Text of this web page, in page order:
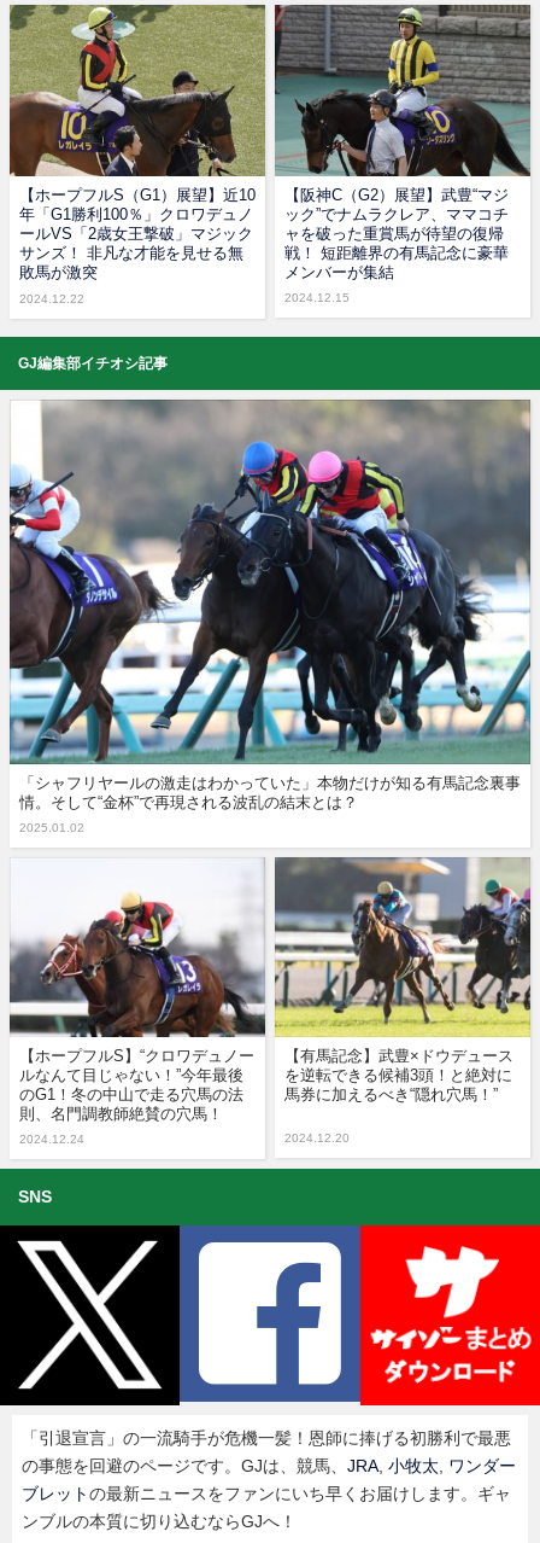
【ホープフルS（G1）展望】近10
年「G1勝利100％」クロワデュノ
ールVS「2歳女王撃破」マジック
サンズ！ 非凡な才能を見せる無
敗馬が激突
2024.12.22
【阪神C（G2）展望】武豊“マジ
ック”でナムラクレア、ママコチ
ャを破った重賞馬が待望の復帰
戦！ 短距離界の有馬記念に豪華
メンバーが集結
2024.12.15
GJ編集部イチオシ記事
「シャフリヤールの激走はわかっていた」本物だけが知る有馬記念裏事
情。そして“金杯”で再現される波乱の結末とは？
2025.01.02
【ホープフルS】“クロワデュノー
ルなんて目じゃない！”今年最後
のG1！冬の中山で走る穴馬の法
則、名門調教師絶賛の穴馬！
2024.12.24
【有馬記念】武豊×ドウデュース
を逆転できる候補3頭！と絶対に
馬券に加えるべき“隠れ穴馬！”
2024.12.20
SNS
「引退宣言」の一流騎手が危機一髪！恩師に捧げる初勝利で最悪
の事態を回避のページです。GJは、競馬、 JRA 小牧太
ワンダー
ブレットの最新ニュースをファンにいち早くお届けします。ギャ
ンブルの本質に切り込むならGJへ！